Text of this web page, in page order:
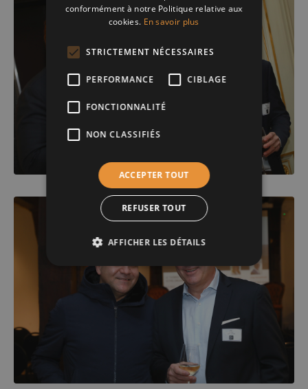
conformément à notre Politique relative aux
cookies. En savoir plus
STRICTEMENT NÉCESSAIRES
PERFORMANCE CIBLAGE
FONCTIONNALITÉ
NON CLASSIFIÉS
ACCEPTER TOUT
REFUSER TOUT
AFFICHER LES DÉTAILS